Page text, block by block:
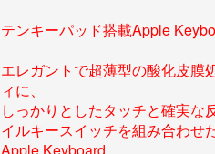
テンキーパッド搭載Apple
エレガントで超薄型の酸化皮膜
ィに、
しっかりとしたタッチと確実な
イルキースイッチを組み合わせ